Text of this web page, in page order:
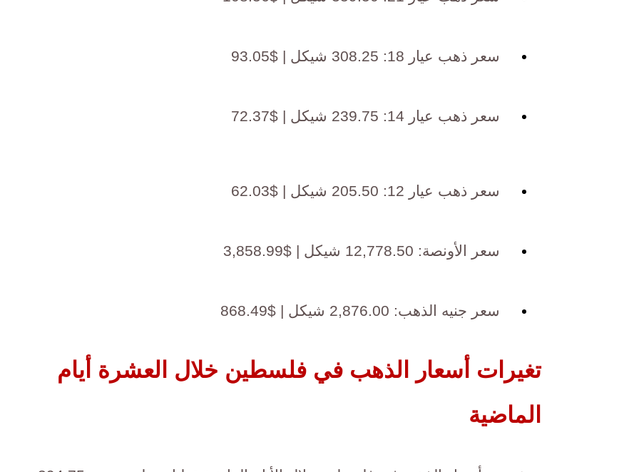
سعر ذهب عيار 18: 308.25 شيكل | $93.05
سعر ذهب عيار 14: 239.75 شيكل | $72.37
سعر ذهب عيار 12: 205.50 شيكل | $62.03
سعر الأونصة: 12,778.50 شيكل | $3,858.99
سعر جنيه الذهب: 2,876.00 شيكل | $868.49
تغيرات أسعار الذهب في فلسطين خلال العشرة أيام
الماضية